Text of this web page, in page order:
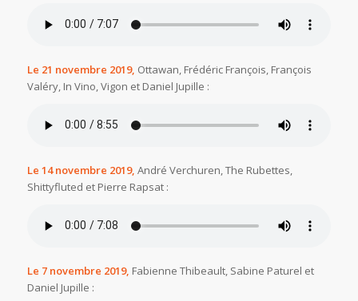
Le 21 novembre 2019, Ottawan, Frédéric François, François
Valéry, In Vino, Vigon et Daniel Jupille :
Le 14 novembre 2019, André Verchuren, The Rubettes,
Shittyfluted et Pierre Rapsat :
Le 7 novembre 2019, Fabienne Thibeault, Sabine Paturel et
Daniel Jupille :